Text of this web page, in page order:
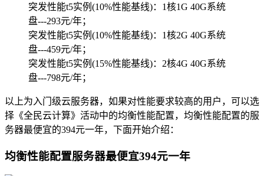
突发性能t5实例(10%性能基线)：1核1G 40G系统
盘---293元/年；
突发性能t5实例(10%性能基线)：1核2G 40G系统
盘---459元/年；
突发性能t5实例(15%性能基线)：2核4G 40G系统
盘---798元/年；
以上为入门级云服务器，如果对性能要求较高的用户，可以选
择《全民云计算》活动中的均衡性能配置，均衡性能配置的服
务器最便宜的394元一年，下面开始介绍：
均衡性能配置服务器最便宜394元一年